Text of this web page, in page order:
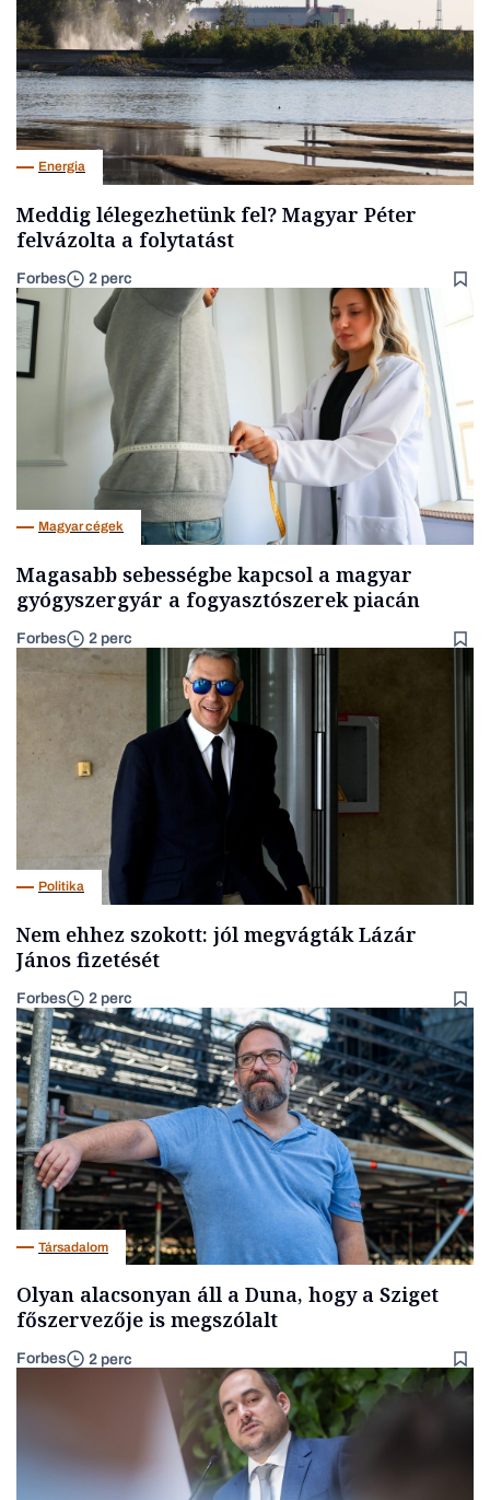
Energia
Meddig lélegezhetünk fel? Magyar Péter
felvázolta a folytatást
Forbes 2 perc
Magyar cégek
Magasabb sebességbe kapcsol a magyar
gyógyszergyár a fogyasztószerek piacán
Forbes 2 perc
Politika
Nem ehhez szokott: jól megvágták Lázár
János fizetését
Forbes 2 perc
Társadalom
Olyan alacsonyan áll a Duna, hogy a Sziget
főszervezője is megszólalt
Forbes 2 perc